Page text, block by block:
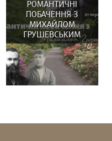
ВИСТАВКИ: 29 та 30
серпня о 14:00
Вистав(к)а...
РОМАНТИЧНІ
ПОБАЧЕННЯ З
МИХАЙЛОМ
ГРУШЕВСЬКИМ